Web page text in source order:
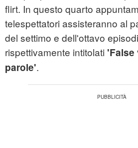
flirt. In questo quarto
telespettatori assisteranno al
del settimo e dell'ottavo
rispettivamente intitolati 'False
parole'.